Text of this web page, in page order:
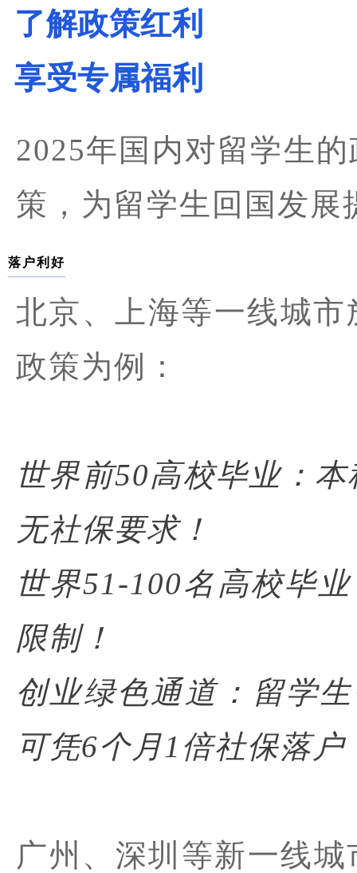
了解政策红利
享受专属福利
2025年国内对留学生
策，为留学生回国发展
落户利好
北京、上海等一线城
政策为例：
世界前50高校毕业：
无社保要求！
世界51-100名高校毕
限制！
创业绿色通道：留学
可凭6个月1倍社保落
广州、深圳等新一线